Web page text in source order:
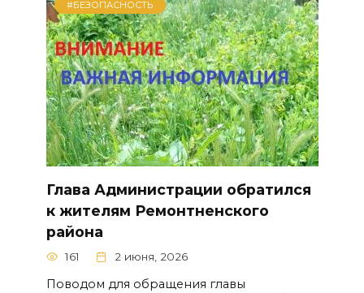
#БЕЗОПАСНОСТЬ
Глава Администрации обратился
к жителям Ремонтненского
района
161 2 июня, 2026
Поводом для обращения главы